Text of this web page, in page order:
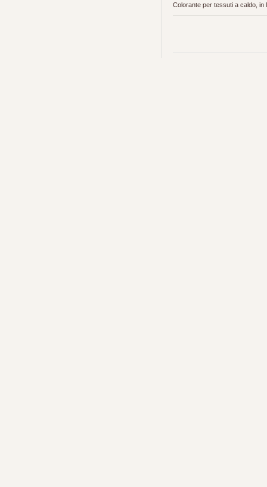
Colorante per tessuti a caldo, in